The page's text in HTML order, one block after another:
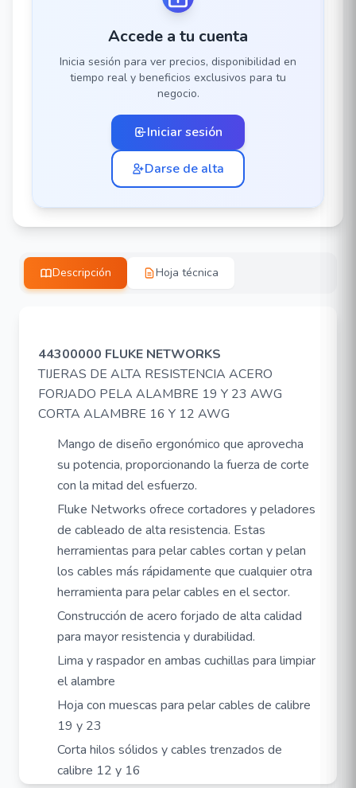
Accede a tu cuenta
Inicia sesión para ver precios, disponibilidad en
tiempo real y beneficios exclusivos para tu
negocio.
Iniciar sesión
Darse de alta
Descripción Hoja técnica
44300000 FLUKE NETWORKS
TIJERAS DE ALTA RESISTENCIA ACERO
FORJADO PELA ALAMBRE 19 Y 23 AWG
CORTA ALAMBRE 16 Y 12 AWG
Mango de diseño ergonómico que aprovecha
su potencia, proporcionando la fuerza de corte
con la mitad del esfuerzo.
Fluke Networks ofrece cortadores y peladores
de cableado de alta resistencia. Estas
herramientas para pelar cables cortan y pelan
los cables más rápidamente que cualquier otra
herramienta para pelar cables en el sector.
Construcción de acero forjado de alta calidad
para mayor resistencia y durabilidad.
Lima y raspador en ambas cuchillas para limpiar
el alambre
Hoja con muescas para pelar cables de calibre
19 y 23
Corta hilos sólidos y cables trenzados de
calibre 12 y 16